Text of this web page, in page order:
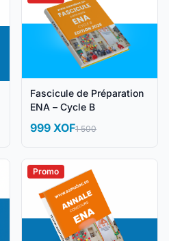
Fascicule de Préparation
ENA – Cycle B
999 XOF1 500
Promo